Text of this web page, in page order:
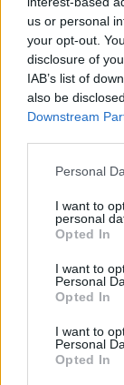
us or personal
your opt-out.
disclosure of
IAB’s list of
also be
Downstream
Personal
I want to
personal
Opted In
I want to
Personal
Opted In
I want to
Personal
Opted In
In effetti, l’intero
accelerazione in
dei mercati
che una
finanziaria
all’indomani
nuovi equilibri
-foto Ipa Agency –
Facebook